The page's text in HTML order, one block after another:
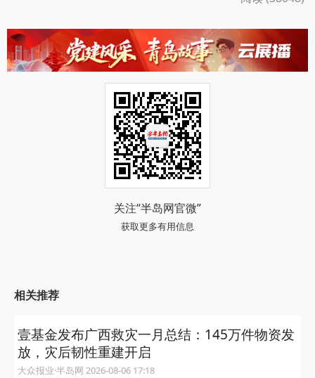
关注“半岛网官微”
获取更多有用信息
相关推荐
壹基金发布广西救灾一月总结：145万件物资发
放，灾后韧性重建开启
大众报业·半岛网 2026-08-06 17:18